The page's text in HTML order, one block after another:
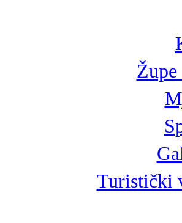
Turistički